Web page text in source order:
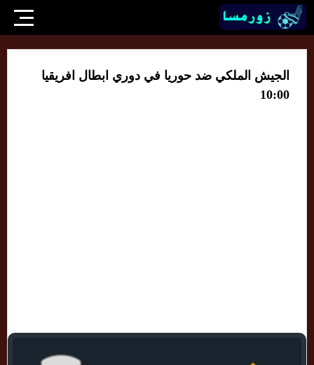
الجيش الملكي ضد حوريا في دوري ابطال افريقيا
10:00